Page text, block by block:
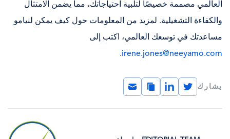
العالمي مصممة خصيصًا لتلبية احتياجاتك، مما يضمن الامتثال
والكفاءة التشغيلية. لمزيد من المعلومات حول كيف يمكن لنيامو
مساعدتك في توسعك العالمي، اكتب إلى
irene.jones@neeyamo.com
.
يشارك
Twitter
LinkedIn
Copy
Link
Email
الصورة